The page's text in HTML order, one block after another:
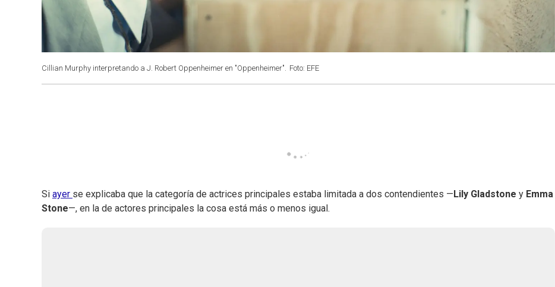
Cillian Murphy interpretando a J. Robert Oppenheimer en "Oppenheimer". Foto: EFE
Si ayer se explicaba que la categoría de actrices principales estaba limitada a dos contendientes — Lily Gladstone y Emma
Stone—, en la de actores principales la cosa está más o menos igual.